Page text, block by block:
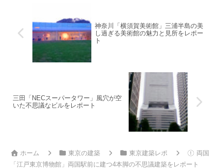
神奈川「横須賀美術館」三浦半島の美
し過ぎる美術館の魅力と見所をレポー
ト
三田「NECスーパータワー」風穴が空
いた不思議なビルをレポート
ホーム 東京の建築 東京建築レポ
両国
「江戸東京博物館」両国駅前に建つ4本脚の不思議建築をレポート